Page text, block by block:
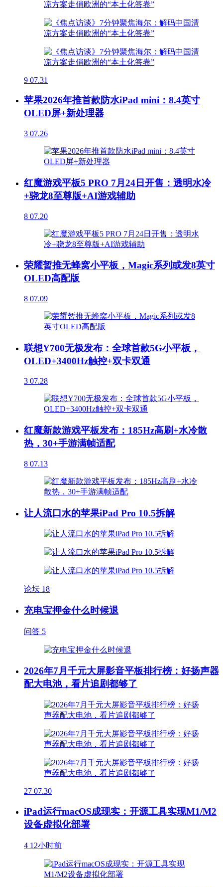
9 07.31
苹果2026年推首款防水iPad mini：8.4英寸
OLED屏+新处理器
3 07.26
红魔游戏平板5 PRO 7月24日开售：透明水冷
+骁龙8至尊版+AI游戏辅助
8 07.20
荣耀暂推无蜂窝小平板，Magic系列或发8英寸
OLED高配版
8 07.09
联想Y700无极发布：全球首款5G小平板，
OLED+3400Hz触控+双卡双通
3 07.28
红魔新款游戏平板发布：185Hz高刷+水冷散
热，30+手游满帧适配
8 07.13
让人流口水的苹果iPad Pro 10.5拆解
论坛 18
充电宝押金什么时候退
问答 5
2026年7月千元大屏影音平板排行榜：好扬声器
配大电池，看片追剧都够了
27 07.30
iPad运行macOS成现实：开源工具实现M1/M2
设备虚拟化部署
4 12小时前